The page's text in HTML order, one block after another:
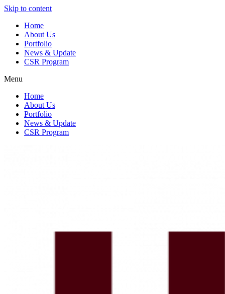
Skip to content
Home
About Us
Portfolio
News & Update
CSR Program
Menu
Home
About Us
Portfolio
News & Update
CSR Program